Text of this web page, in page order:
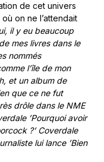
de cet univers
on ne l’attendait
il y eu beaucoup
mes livres dans le
nommés
l’île de mon
et un album de
que ce ne fut
drôle dans le NME
’Pourquoi avoir
?’ Coverdale
lui lance ’Bien